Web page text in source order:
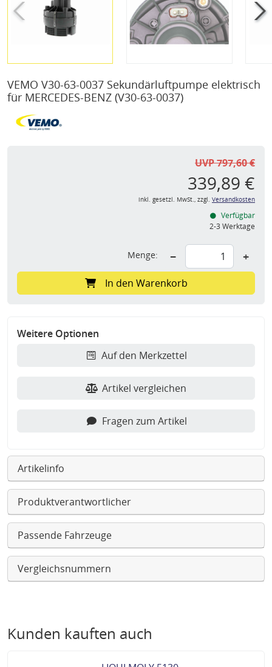
VEMO V30-63-0037 Sekundärluftpumpe elektrisch
für MERCEDES-BENZ (V30-63-0037)
UVP 797,60 €
339,89 €
inkl. gesetzl. MwSt., zzgl. Versandkosten
Verfügbar
2-3 Werktage
Menge: − +
In den Warenkorb
Weitere Optionen
Auf den Merkzettel
Artikel vergleichen
Fragen zum Artikel
Artikelinfo
Produktverantwortlicher
Passende Fahrzeuge
Vergleichsnummern
Kunden kauften auch